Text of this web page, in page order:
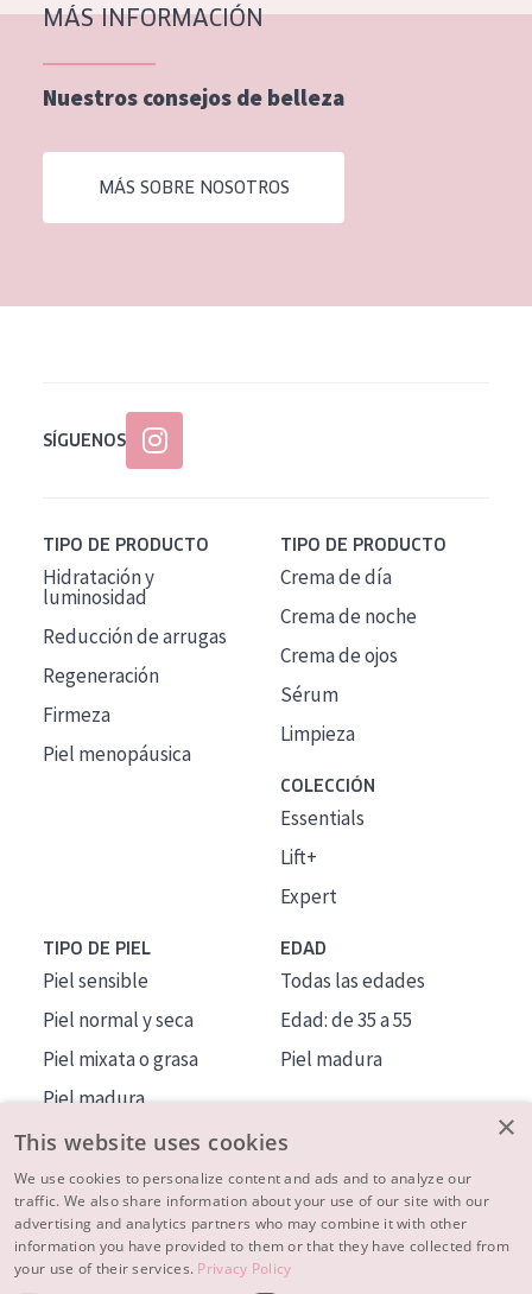
Piel normal y seca
Piel mixata o grasa
Piel madura
Piel expuesta al sol
Piel menopáusica
Todas las edades
MÁS INFORMACIÓN
Nuestros consejos de belleza
MÁS SOBRE NOSOTROS
SÍGUENOS
TIPO DE PRODUCTO
Hidratación y
luminosidad
Reducción de arrugas
Regeneración
Firmeza
Piel menopáusica
TIPO DE PRODUCTO
Crema de día
Crema de noche
Crema de ojos
Sérum
Limpieza
COLECCIÓN
Essentials
Lift+
Expert
TIPO DE PIEL
Piel sensible
Piel normal y seca
Piel mixata o grasa
Piel madura
Piel expuesta al sol
Piel menopáusica
EDAD
Todas las edades
Edad: de 35 a 55
Piel madura
MÁS SOBRE NOSOTROS
INSPIRACIÓN
×
This website uses cookies
We use cookies to personalize content and ads and to analyze our
traffic. We also share information about your use of our site with our
advertising and analytics partners who may combine it with other
information you have provided to them or that they have collected from
your use of their services. Privacy Policy